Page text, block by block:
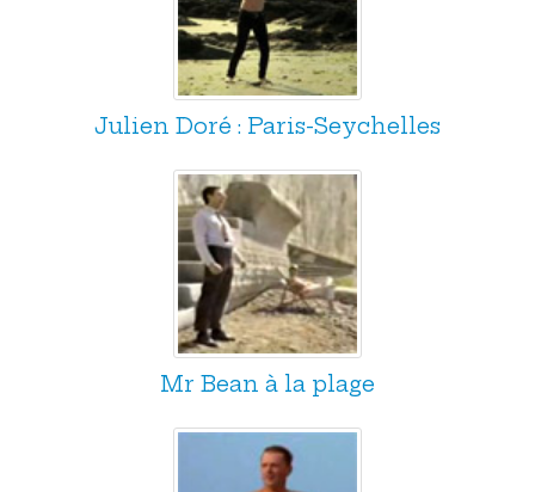
Julien Doré : Paris-Seychelles
Mr Bean à la plage